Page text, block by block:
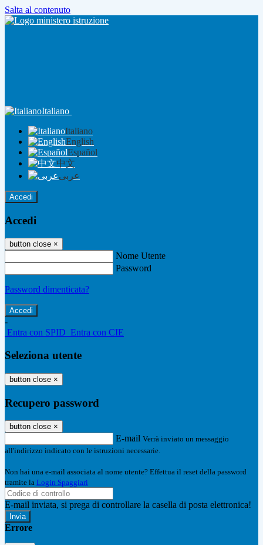
Salta al contenuto
Italiano
Italiano
English
Español
中文
عربى
Accedi
Accedi
button close ×
Nome Utente
Password
Password dimenticata?
-
Entra con SPID Entra con CIE
Seleziona utente
button close ×
Recupero password
button close ×
E-mail Verrà inviato un messaggio
all'indirizzo indicato con le istruzioni necessarie.
Non hai una e-mail associata al nome utente? Effettua il reset della password
tramite la Login Spaggiari
E-mail inviata, si prega di controllare la casella di posta elettronica!
Errore